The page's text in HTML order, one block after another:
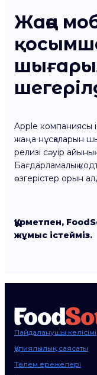
Жаңа
Apple компаниясы
жаңа нұсқаларын
релизі сәуір
Бағдарламалық
өзгерістер орын
Құрметпен,
жұмыс істейміз.
Пайдаланушы келісімі
Құпиялылық саясаты
Төлем ережелері